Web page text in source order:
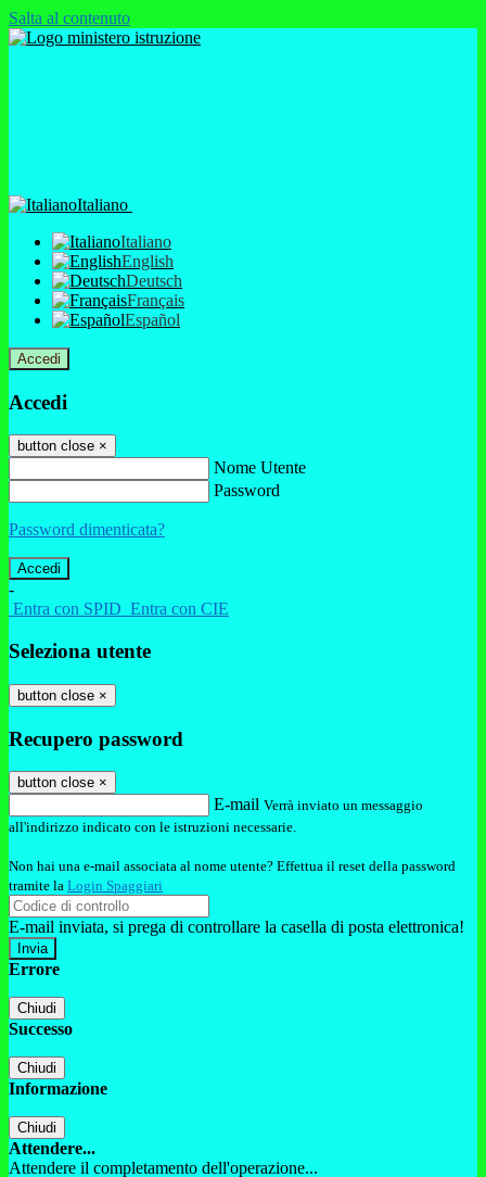
Salta al contenuto
Italiano
Italiano
English
Deutsch
Français
Español
Accedi
Accedi
button close ×
Nome Utente
Password
Password dimenticata?
-
Entra con SPID Entra con CIE
Seleziona utente
button close ×
Recupero password
button close ×
E-mail Verrà inviato un messaggio
all'indirizzo indicato con le istruzioni necessarie.
Non hai una e-mail associata al nome utente? Effettua il reset della password
tramite la Login Spaggiari
E-mail inviata, si prega di controllare la casella di posta elettronica!
Errore
Chiudi
Successo
Chiudi
Informazione
Chiudi
Attendere...
Attendere il completamento dell'operazione...